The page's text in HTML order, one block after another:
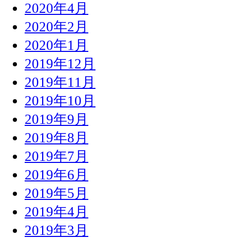
2020年4月
2020年2月
2020年1月
2019年12月
2019年11月
2019年10月
2019年9月
2019年8月
2019年7月
2019年6月
2019年5月
2019年4月
2019年3月